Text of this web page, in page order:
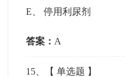
E 、停用利尿剂
答案： A
15 、【单选题 】